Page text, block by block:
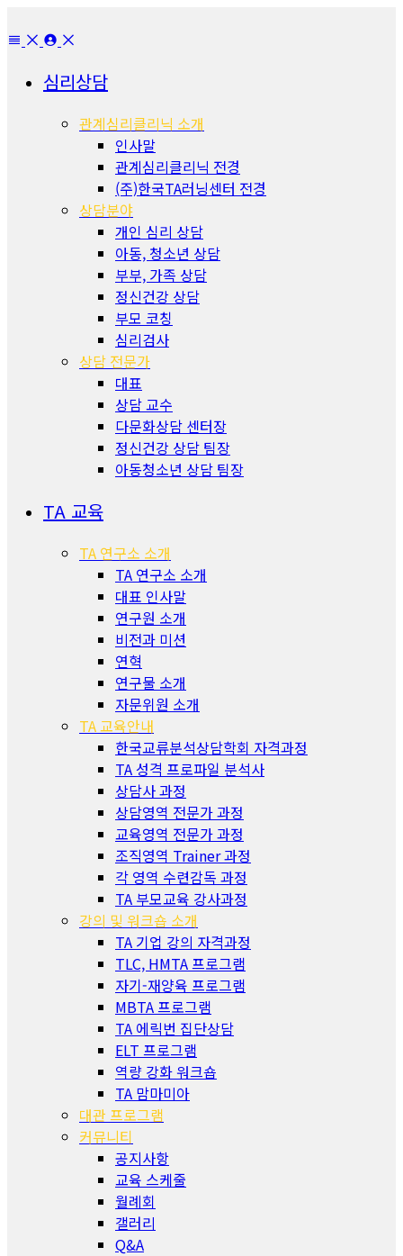
심리상담
관계심리클리닉 소개
인사말
관계심리클리닉 전경
(주)한국TA러닝센터 전경
상담분야
개인 심리 상담
아동, 청소년 상담
부부, 가족 상담
정신건강 상담
부모 코칭
심리검사
상담 전문가
대표
상담 교수
다문화상담 센터장
정신건강 상담 팀장
아동청소년 상담 팀장
TA 교육
TA 연구소 소개
TA 연구소 소개
대표 인사말
연구원 소개
비전과 미션
연혁
연구물 소개
자문위원 소개
TA 교육안내
한국교류분석상담학회 자격과정
TA 성격 프로파일 분석사
상담사 과정
상담영역 전문가 과정
교육영역 전문가 과정
조직영역 Trainer 과정
각 영역 수련감독 과정
TA 부모교육 강사과정
강의 및 워크숍 소개
TA 기업 강의 자격과정
TLC, HMTA 프로그램
자기-재양육 프로그램
MBTA 프로그램
TA 에릭번 집단상담
ELT 프로그램
역량 강화 워크숍
TA 맘마미아
대관 프로그램
커뮤니티
공지사항
교육 스케줄
월례회
갤러리
Q&A